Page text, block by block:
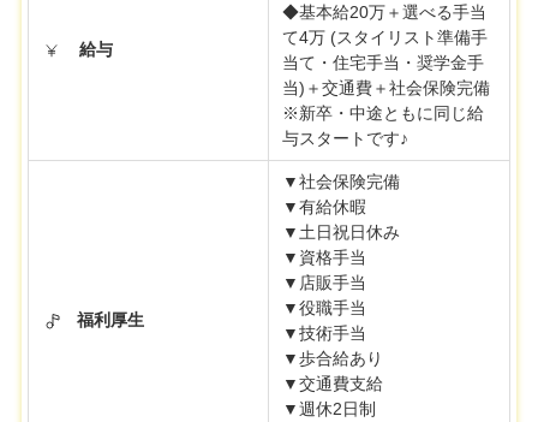
給与
◆基本給20万＋選べる手当
て4万 (スタイリスト準備手
当て・住宅手当・奨学金手
当)＋交通費＋社会保険完備
※新卒・中途ともに同じ給
与スタートです♪
福利厚生
▼社会保険完備
▼有給休暇
▼土日祝日休み
▼資格手当
▼店販手当
▼役職手当
▼技術手当
▼歩合給あり
▼交通費支給
▼週休2日制